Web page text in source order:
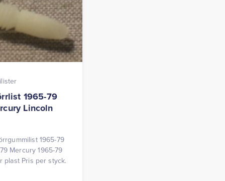
1965-79
Lincoln
1965-79
Mercury 1965-79
plast Pris per styck.